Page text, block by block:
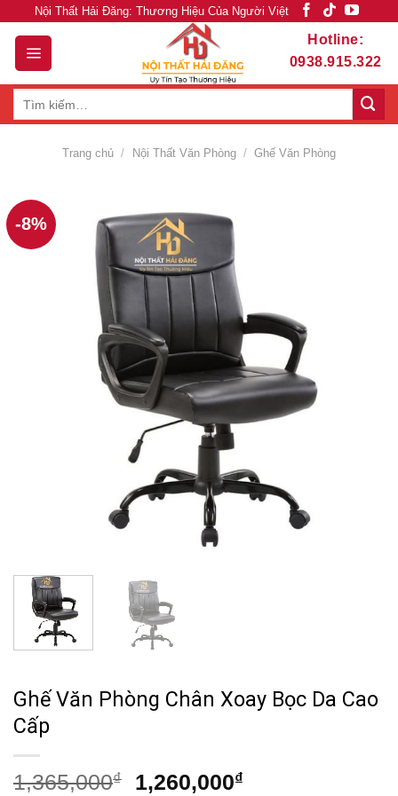
content
Nội Thất Hải Đăng: Thương Hiệu Của Người Việt
Hotline:
0938.915.322
Trang chủ / Nội Thất Văn Phòng / Ghế Văn Phòng
-8%
Ghế Văn Phòng Chân Xoay Bọc Da Cao
Cấp
1,365,000₫
Giá
1,260,000₫Giá